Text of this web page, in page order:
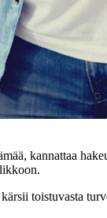
kannattaa
toistuvasta